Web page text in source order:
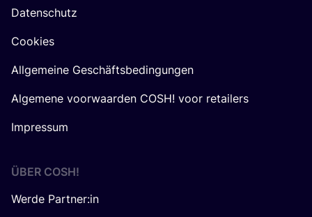
Datenschutz
Cookies
Allgemeine Geschäftsbedingungen
Algemene voorwaarden COSH! voor retailers
Impressum
ÜBER COSH!
Werde Partner:in